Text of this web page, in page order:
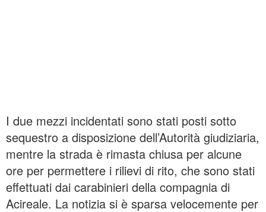
I due mezzi incidentati sono stati posti sotto
sequestro a disposizione dell’Autorità giudiziaria,
mentre la strada è rimasta chiusa per alcune
ore per permettere i rilievi di rito, che sono stati
effettuati dai carabinieri della compagnia di
Acireale. La notizia si è sparsa velocemente per